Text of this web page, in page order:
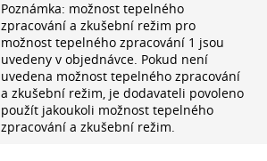
Poznámka: možnost tepelného
zpracování a zkušební režim pro
možnost tepelného zpracování 1 jsou
uvedeny v objednávce. Pokud není
uvedena možnost tepelného zpracování
a zkušební režim, je dodavateli povoleno
použít jakoukoli možnost tepelného
zpracování a zkušební režim.